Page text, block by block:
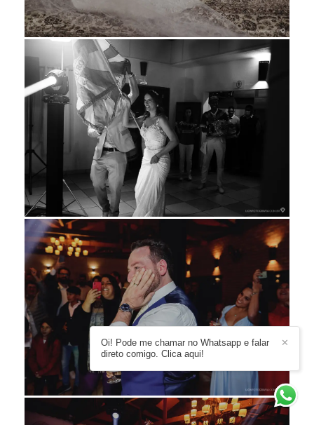
✕
Oi! Pode me chamar no Whatsapp e falar
direto comigo. Clica aqui!